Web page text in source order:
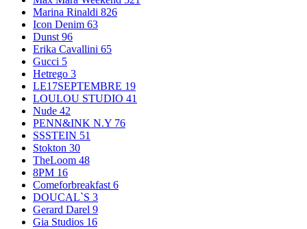
Marina Rinaldi 826
Icon Denim 63
Dunst 96
Erika Cavallini 65
Gucci 5
Hetrego 3
LE17SEPTEMBRE 19
LOULOU STUDIO 41
Nude 42
PENN&INK N.Y 76
SSSTEIN 51
Stokton 30
TheLoom 48
8PM 16
Comeforbreakfast 6
DOUCAL`S 3
Gerard Darel 9
Gia Studios 16